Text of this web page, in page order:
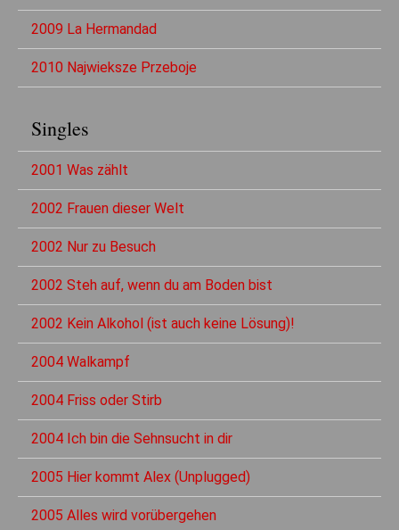
2009 La Hermandad
2010 Najwieksze Przeboje
Singles
2001 Was zählt
2002 Frauen dieser Welt
2002 Nur zu Besuch
2002 Steh auf, wenn du am Boden bist
2002 Kein Alkohol (ist auch keine Lösung)!
2004 Walkampf
2004 Friss oder Stirb
2004 Ich bin die Sehnsucht in dir
2005 Hier kommt Alex (Unplugged)
2005 Alles wird vorübergehen